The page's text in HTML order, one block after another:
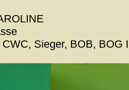
Sieger, BOB, BOG